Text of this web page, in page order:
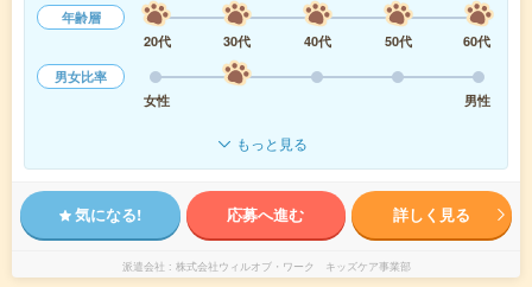
年齢層
20代
30代 40代 50代
60代
男女比率
女性
男性
もっと見る
気になる! 応募へ進む 詳しく見る
派遣会社 株式会社ウィルオブ・ワーク キッズケア事業部